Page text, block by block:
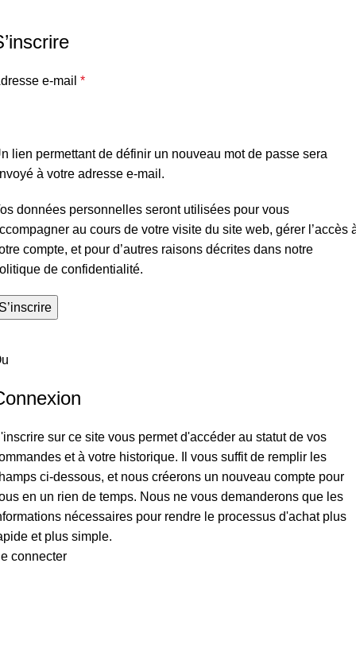
e-mail *
lien permettant de définir un nouveau mot de passe sera
à votre adresse e-mail.
données personnelles seront utilisées pour vous
au cours de votre visite du site web, gérer l’accès
compte, et pour d’autres raisons décrites dans notre
de confidentialité.
sur ce site vous permet d'accéder au statut de vos
et à votre historique. Il vous suffit de remplir les
ci-dessous, et nous créerons un nouveau compte pour
en un rien de temps. Nous ne vous demanderons que les
nécessaires pour rendre le processus d'achat plus
et plus simple.
connecter